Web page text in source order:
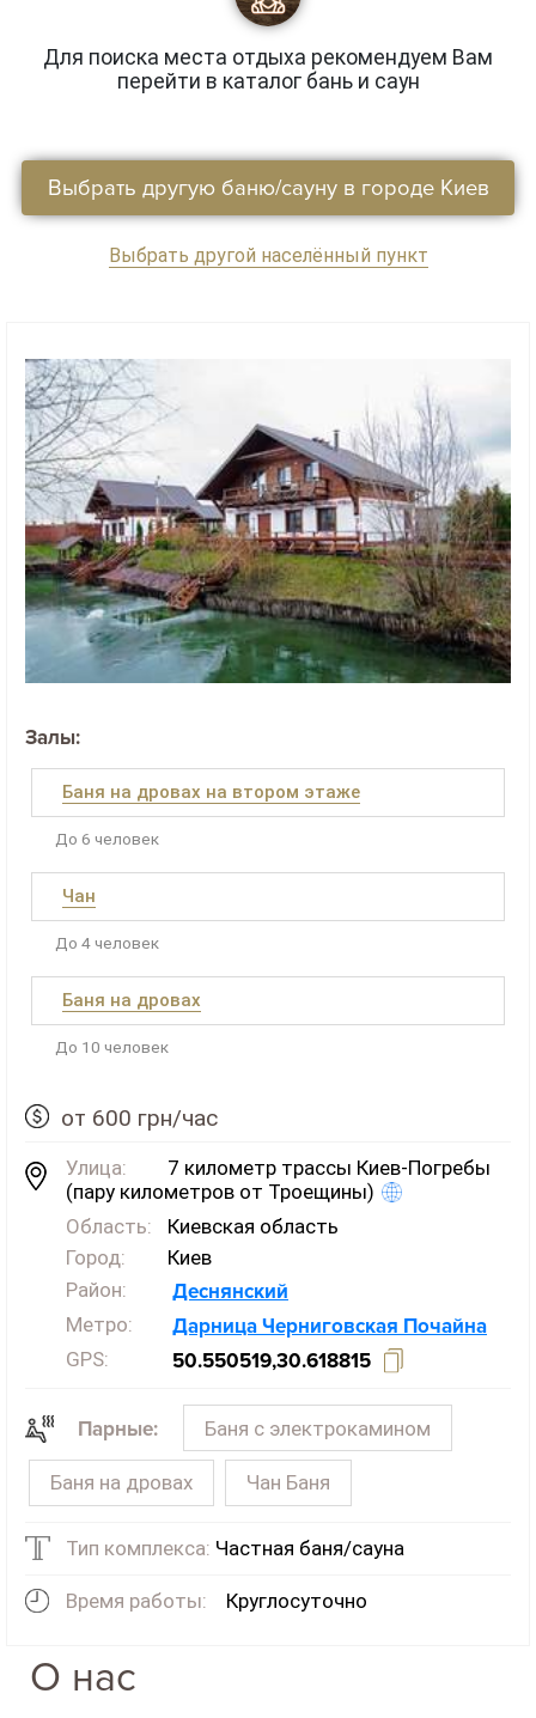
Для поиска места отдыха рекомендуем Вам
перейти в каталог бань и саун
Выбрать другую баню/сауну в городе Киев
Выбрать другой населённый пункт
Залы:
Баня на дровах на втором этаже
До 6 человек
Чан
До 4 человек
Баня на дровах
До 10 человек
от 600 грн/час
Улица:
7 километр трассы Киев-Погребы
(пару километров от Троещины)
Область:
Киевская область
Город:
Киев
Район:
Деснянский
Метро: ДарницаЧерниговская Почайна
GPS: 50.550519,30.618815
Парные: Баня с электрокамином
Баня на дровах Чан Баня
Тип комплекса: Частная баня/сауна
Время работы: Круглосуточно
О нас